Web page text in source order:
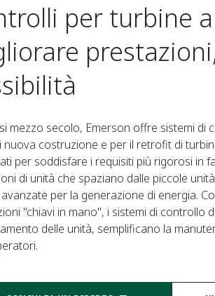
per turbine
mezzo secolo, Emerson offre sistemi di
nuova costruzione e per il retrofit di
per soddisfare i requisiti più rigorosi in
di unità che spaziano dalle piccole
per la generazione di energia.
"chiavi in mano", i sistemi di controllo
delle unità, semplificano la